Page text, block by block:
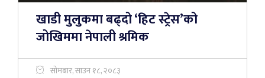
खाडी मुलुकमा बढ्दो ‘हिट स्ट्रेस’को
जोखिममा नेपाली श्रमिक
सोमबार, साउन १८, २०८३